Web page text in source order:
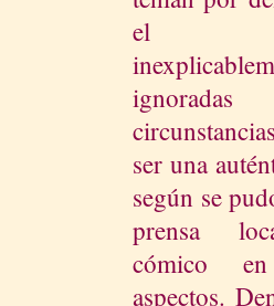
el
ignoradas
ser una
según se
prensa l
cómico
aspectos.